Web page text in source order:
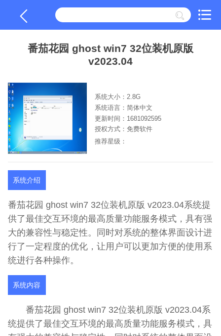
番茄花园 ghost win7 32位装机原版
v2023.04
系统大小：2.8G
系统语言：简体中文
更新时间：1681092595
授权方式：免费软件
推荐星级：
系统介绍
番茄花园 ghost win7 32位装机原版 v2023.04系统提
供了最佳交互环境的最高质量功能服务模式，具有强
大的兼容性与稳定性。同时对系统的整体界面设计进
行了一定程度的优化，让用户可以更加方便的使用系
统进行各种操作。
系统内容
番茄花园 ghost win7 32位装机原版 v2023.04系
统提供了最佳交互环境的最高质量功能服务模式，具